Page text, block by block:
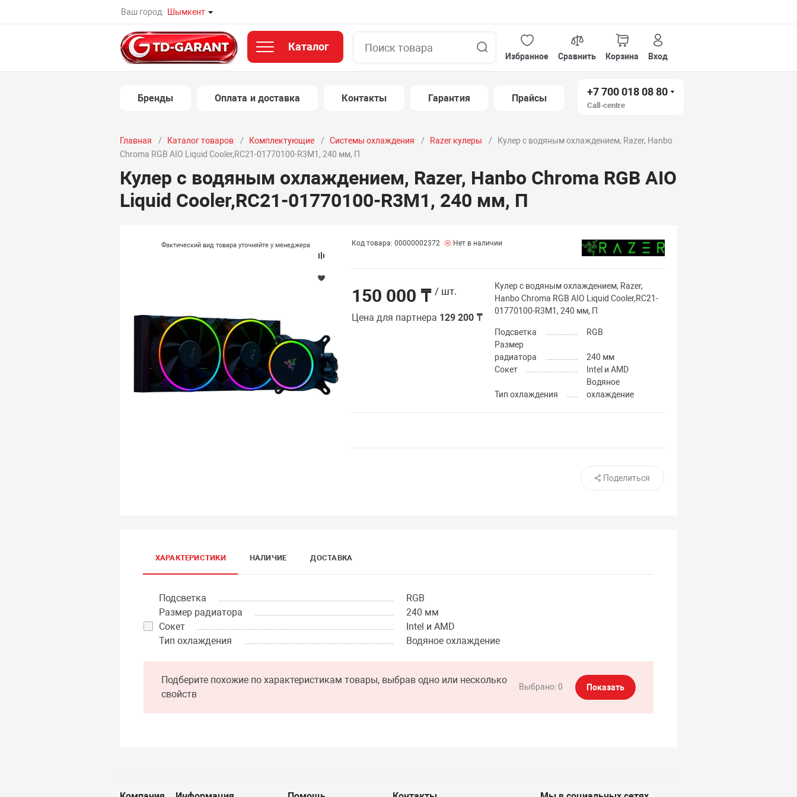
Ваш город: Шымкент
Каталог
Избранное
Сравнить Корзина Вход
Бренды Оплата и доставка Контакты Гарантия Прайсы
+7 700 018 08 80
Call-centre
Главная Каталог товаров Комплектующие Системы охлаждения Razer кулеры
Кулер с водяным охлаждением, Razer, Hanbo
Chroma RGB AIO Liquid Cooler,RC21-01770100-R3M1, 240 мм, П
Кулер с водяным охлаждением, Razer, Hanbo Chroma RGB AIO
Liquid Cooler,RC21-01770100-R3M1, 240 мм, П
Фактический вид товара уточняйте у менеджера Код товара: 00000002372 Нет в наличии
150 000 ₸ / шт.
Цена для партнера 129 200 ₸
Кулер с водяным охлаждением, Razer,
Hanbo Chroma RGB AIO Liquid Cooler,RC21-
01770100-R3M1, 240 мм, П
Подсветка
RGB
Размер
радиатора
240 мм
Сокет
Intel и AMD
Тип охлаждения
Водяное
охлаждение
Поделиться
ХАРАКТЕРИСТИКИ НАЛИЧИЕ ДОСТАВКА
Подсветка
RGB
Размер радиатора
240 мм
Сокет
Intel и AMD
Тип охлаждения
Водяное охлаждение
Подберите похожие по характеристикам товары, выбрав одно или несколько
свойств
Выбрано:0 Показать